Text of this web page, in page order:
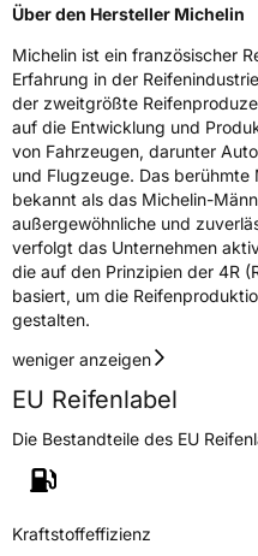
Über den Hersteller Michelin
Michelin ist ein französischer
Erfahrung in der
der zweitgrößte
auf die Entwicklung und
von Fahrzeugen, darunter
und Flugzeuge. Das
bekannt als das Michelin-
außergewöhnliche und
verfolgt das Unternehmen
die auf den Prinzipien der 4R
basiert, um die
gestalten.
weniger anzeigen
EU Reifenlabel
Die Bestandteile des EU
Kraftstoffeffizienz